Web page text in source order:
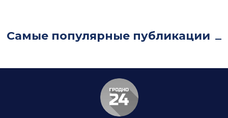
Самые популярные публикации